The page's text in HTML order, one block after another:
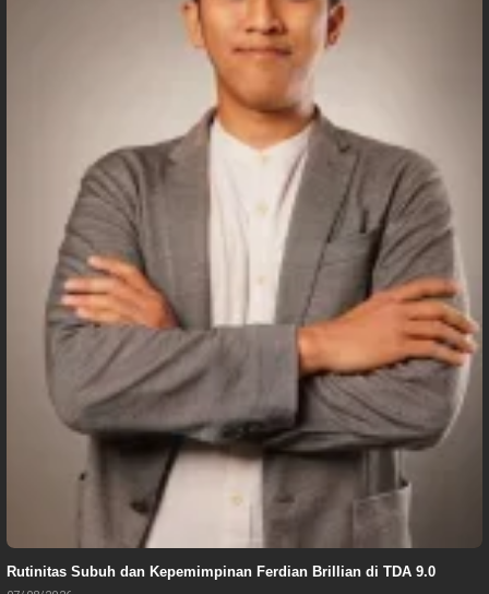
Rutinitas Subuh dan Kepemimpinan Ferdian Brillian di TDA 9.0